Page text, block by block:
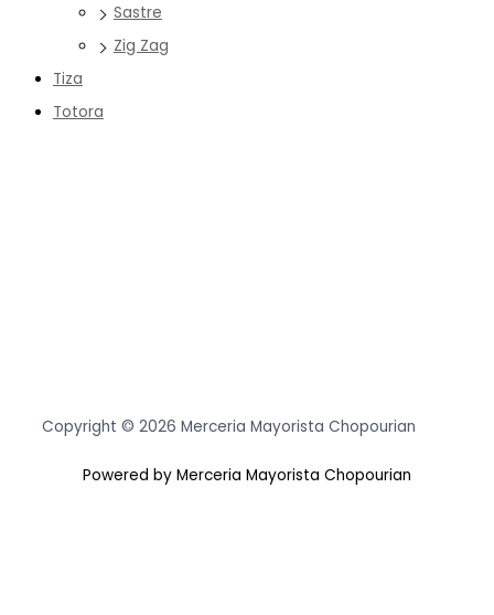
Sastre
Zig Zag
Tiza
Totora
Copyright © 2026 Merceria Mayorista Chopourian
Powered by Merceria Mayorista Chopourian